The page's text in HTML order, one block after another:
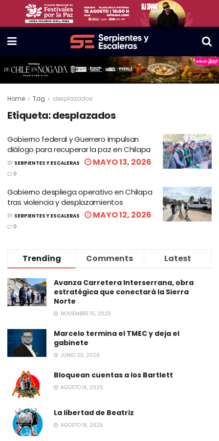
Home Tag desplazados
Etiqueta:desplazados
Gobierno federal y Guerrero impulsan
diálogo para recuperar la paz en Chilapa
BY SERPIENTES Y ESCALERAS MAYO 13, 2026
0
Gobierno despliega operativo en Chilapa
tras violencia y desplazamientos
BY SERPIENTES Y ESCALERAS MAYO 12, 2026
0
Trending Comments Latest
Avanza Carretera Interserrana, obra
estratégica que conectará la Sierra
Norte
NOVIEMBRE 15, 2025
Marcelo termina el TMEC y deja el
gabinete
JUNIO 20, 2026
Bloquean cuentas a los Bartlett
AGOSTO 16, 2025
La libertad de Beatriz
AGOSTO 18, 2025